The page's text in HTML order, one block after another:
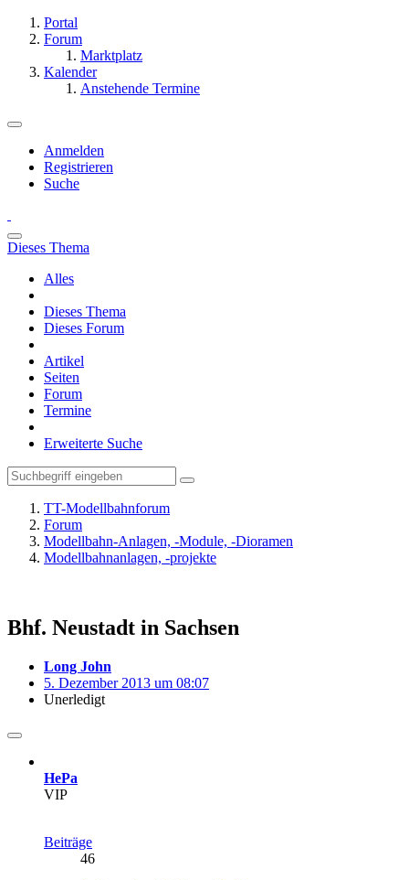
Portal
Forum
Marktplatz
Kalender
Anstehende Termine
Anmelden
Registrieren
Suche
Dieses Thema
Alles
Dieses Thema
Dieses Forum
Artikel
Seiten
Forum
Termine
Erweiterte Suche
TT-Modellbahnforum
Forum
Modellbahn-Anlagen, -Module, -Dioramen
Modellbahnanlagen, -projekte
Bhf. Neustadt in Sachsen
Long John
5. Dezember 2013 um 08:07
Unerledigt
HePa
VIP
Beiträge
46